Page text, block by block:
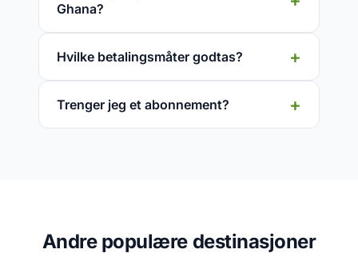
Ghana?
Hvilke betalingsmåter godtas?
Trenger jeg et abonnement?
Andre populære destinasjoner